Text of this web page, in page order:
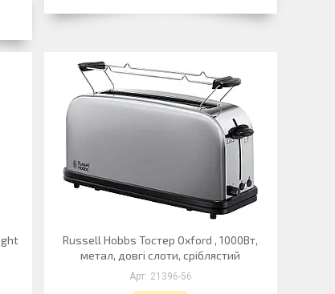
Russell Hobbs Тостер Oxford , 1000Вт,
метал, довгі слоти, сріблястий
21396-56